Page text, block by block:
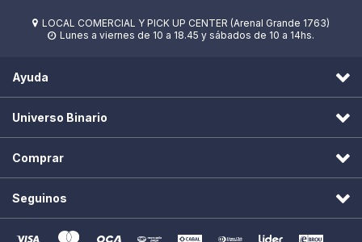
 LOCAL COMERCIAL Y PICK UP CENTER (Arenal Grande 1763)
 Lunes a viernes de 10 a 18.45 y sábados de 10 a 14hs.
Ayuda
Universo Binario
Comprar
Seguinos